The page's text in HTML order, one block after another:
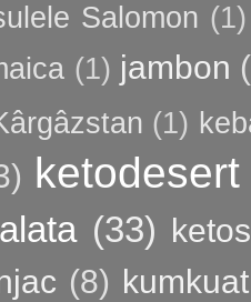
Salomon (1)
(1) jambon
(1)
ketodesert
(33)
(8) kumkuat